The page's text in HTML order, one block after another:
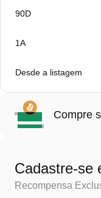
90D
1A
Desde a listagem
Compre
Cadastre-se
Recompensa